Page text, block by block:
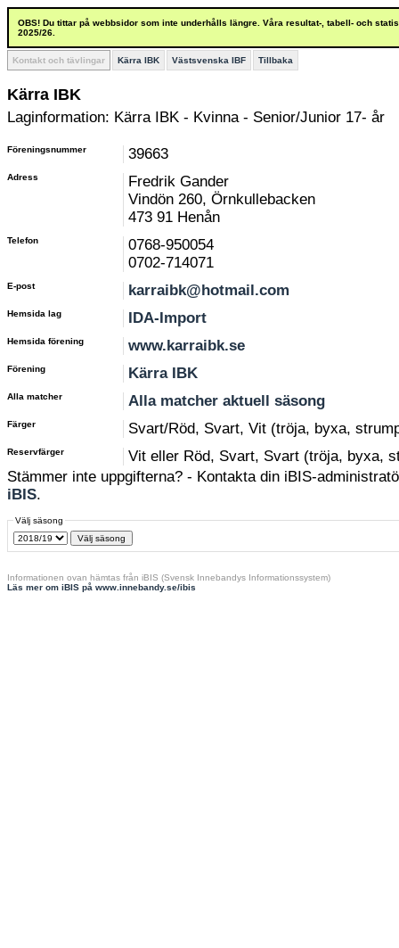
OBS! Du tittar på webbsidor som inte underhålls längre. Våra resultat-, tabell- och
2025/26.
Kontakt och tävlingar Kärra IBK Västsvenska IBF Tillbaka
Kärra IBK
Laginformation: Kärra IBK - Kvinna - Senior/Junior 17- år
Föreningsnummer 39663
Adress
Fredrik Gander
Vindön 260, Örnkullebacken
473 91 Henån
Telefon
0768-950054
0702-714071
E-post karraibk@hotmail.com
Hemsida lag IDA-Import
Hemsida förening www.karraibk.se
Förening Kärra IBK
Alla matcher Alla matcher aktuell säsong
Färger Svart/Röd, Svart, Vit (tröja, byxa,
Reservfärger
Vit eller Röd, Svart, Svart (tröja, byxa,
Stämmer inte uppgifterna? - Kontakta din iBIS-
iBIS.
Välj säsong
Informationen ovan hämtas från iBIS (Svensk Innebandys Informationssystem)
Läs mer om iBIS på www.innebandy.se/ibis